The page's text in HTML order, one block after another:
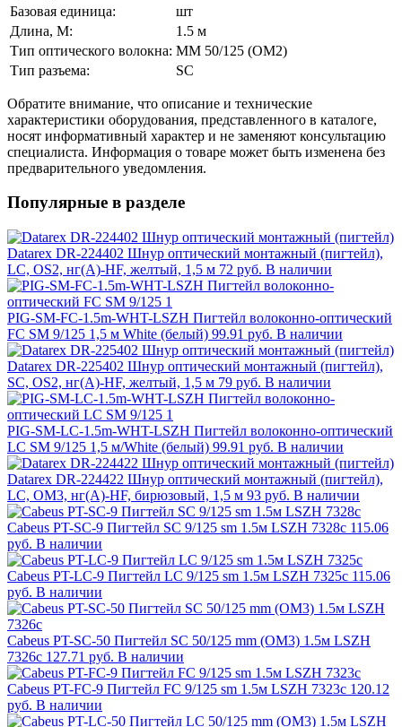
Базовая единица:
шт
Длина, М:
1.5 м
Тип оптического волокна: MM 50/125 (ОМ2)
Тип разъема:
SC
Обратите внимание, что описание и технические
характеристики оборудования, представленного в каталоге,
носят информативный характер и не заменяют консультацию
специалиста. Информация о товаре может быть изменена без
предварительного уведомления.
Популярные в разделе
Datarex DR-224402 Шнур оптический монтажный (пигтейл),
LC, OS2, нг(А)-HF, желтый, 1,5 м 72 руб. В наличии
PIG-SM-FC-1.5m-WHT-LSZH Пигтейл волоконно-оптический
FC SM 9/125 1,5 м White (белый) 99.91 руб. В наличии
Datarex DR-225402 Шнур оптический монтажный (пигтейл),
SC, OS2, нг(А)-HF, желтый, 1,5 м 79 руб. В наличии
PIG-SM-LC-1.5m-WHT-LSZH Пигтейл волоконно-оптический
LC SM 9/125 1,5 м/White (белый) 99.91 руб. В наличии
Datarex DR-224422 Шнур оптический монтажный (пигтейл),
LC, OM3, нг(А)-HF, бирюзовый, 1,5 м 93 руб. В наличии
Cabeus PT-SC-9 Пигтейл SC 9/125 sm 1.5м LSZH 7328c 115.06
руб. В наличии
Cabeus PT-LC-9 Пигтейл LC 9/125 sm 1.5м LSZH 7325c 115.06
руб. В наличии
Cabeus PT-SC-50 Пигтейл SC 50/125 mm (OM3) 1.5м LSZH
7326c 127.71 руб. В наличии
Cabeus PT-FC-9 Пигтейл FC 9/125 sm 1.5м LSZH 7323c 120.12
руб. В наличии